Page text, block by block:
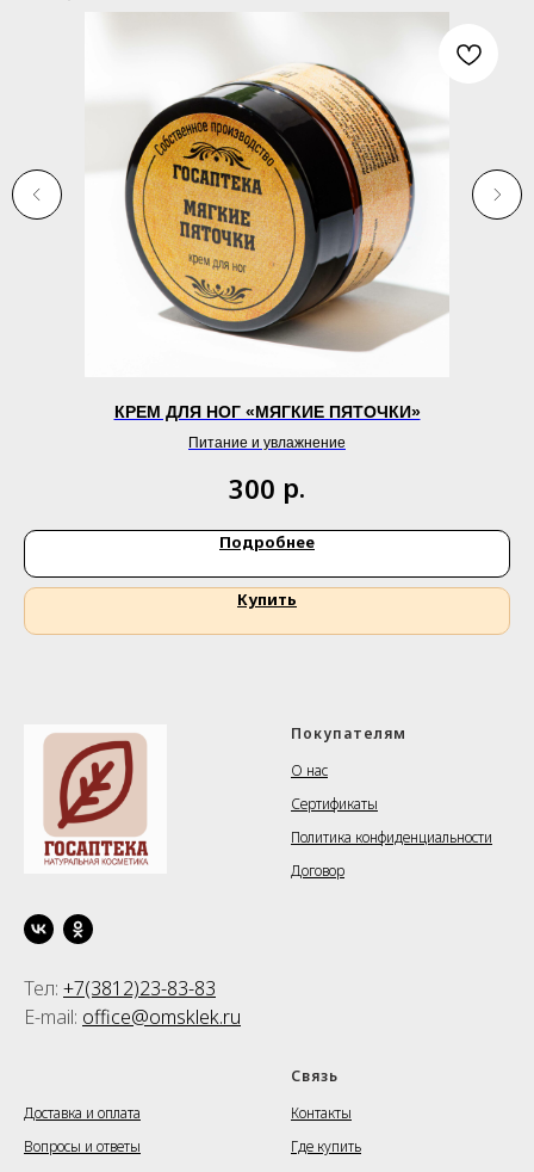
КРЕМ ДЛЯ НОГ «МЯГКИЕ ПЯТОЧКИ»
Питание и увлажнение
300 р.
Подробнее
Купить
Тел: +7(3812)23-83-83
E-mail: office@omsklek.ru
Покупателям
О нас
Сертификаты
Политика конфиденциальности
Договор
Доставка и оплата
Вопросы и ответы
Связь
Контакты
Где купить